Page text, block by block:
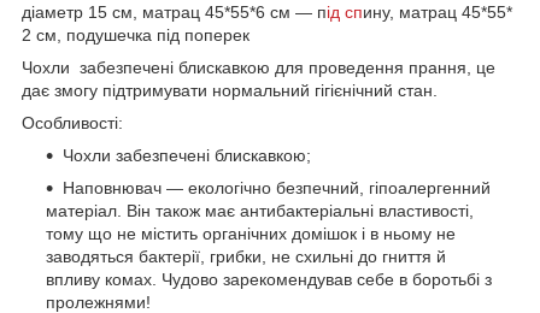
діаметр 15 см, матрац 45*55*6 см — під спину, матрац 45*55*
2 см, подушечка під поперек
Чохли забезпечені блискавкою для проведення прання, це
дає змогу підтримувати нормальний гігієнічний стан.
Особливості:
Чохли забезпечені блискавкою;
Наповнювач — екологічно безпечний, гіпоалергенний
матеріал. Він також має антибактеріальні властивості,
тому що не містить органічних домішок і в ньому не
заводяться бактерії, грибки, не схильні до гниття й
впливу комах. Чудово зарекомендував себе в боротьбі з
пролежнями!